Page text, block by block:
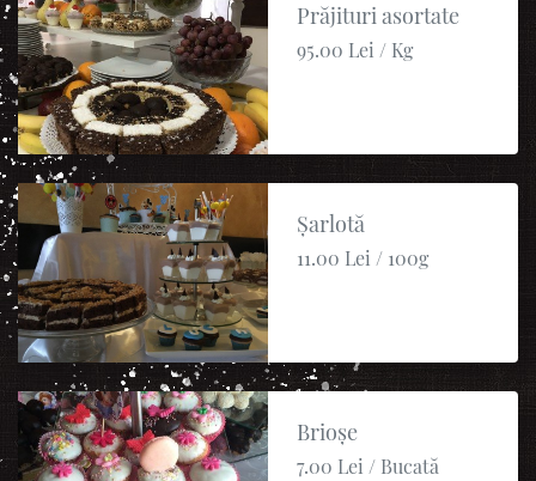
Prăjituri asortate
95.00 Lei / Kg
Șarlotă
11.00 Lei / 100g
Brioșe
7.00 Lei / Bucată